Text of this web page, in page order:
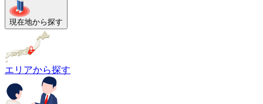
現在地から探す
エリアから探す